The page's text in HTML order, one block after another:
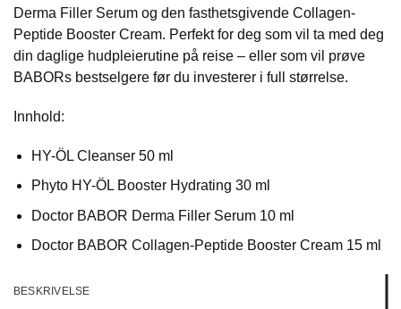
Derma Filler Serum og den fasthetsgivende Collagen-
Peptide Booster Cream. Perfekt for deg som vil ta med deg
din daglige hudpleierutine på reise – eller som vil prøve
BABORs bestselgere før du investerer i full størrelse.
Innhold:
HY-ÖL Cleanser 50 ml
Phyto HY-ÖL Booster Hydrating 30 ml
Doctor BABOR Derma Filler Serum 10 ml
Doctor BABOR Collagen-Peptide Booster Cream 15 ml
BESKRIVELSE